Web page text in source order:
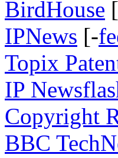
BirdHouse
IPNews [-
Topix
IP
Copyright
BBC